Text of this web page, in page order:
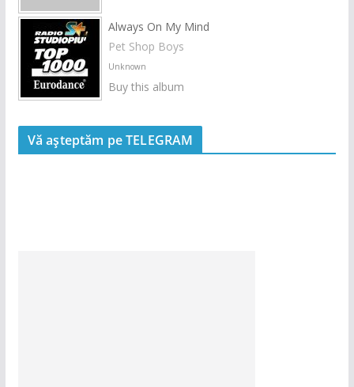
Always On My Mind
Pet Shop Boys
Unknown
Buy this album
Vă așteptăm pe TELEGRAM